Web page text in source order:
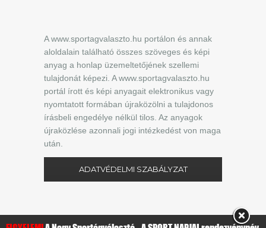
A www.sportagvalaszto.hu portálon és annak
aloldalain található összes szöveges és képi
anyag a honlap üzemeltetőjének szellemi
tulajdonát képezi. A www.sportagvalaszto.hu
portál írott és képi anyagait elektronikus vagy
nyomtatott formában újraközölni a tulajdonos
írásbeli engedélye nélkül tilos. Az anyagok
újraközlése azonnali jogi intézkedést von maga
után.
ADATVÉDELMI SZABÁLYZAT